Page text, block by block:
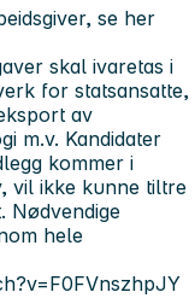
se her
skal ivaretas i
for statsansatte,
av
m.v. Kandidater
kommer i
vil ikke kunne tiltre
Nødvendige
hele